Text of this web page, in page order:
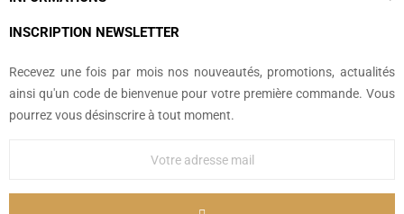
INSCRIPTION NEWSLETTER
Recevez une fois par mois nos nouveautés, promotions, actualités
ainsi qu'un code de bienvenue pour votre première commande. Vous
pourrez vous désinscrire à tout moment.